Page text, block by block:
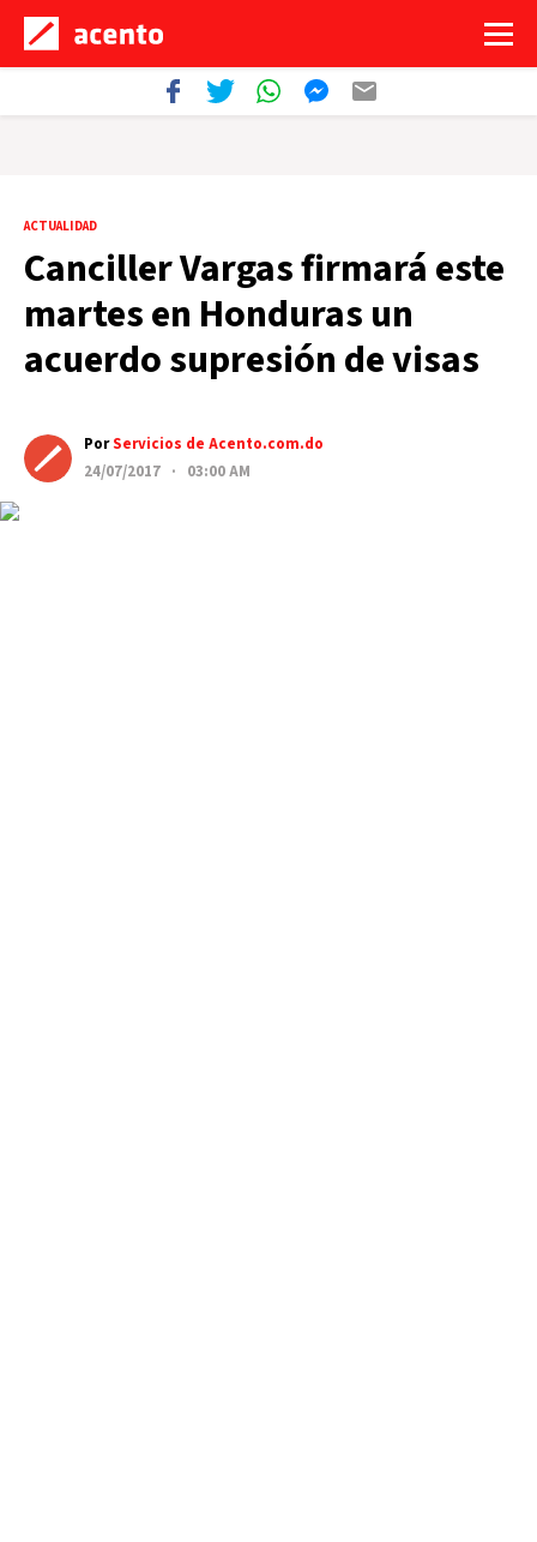
ACTUALIDAD
Canciller Vargas firmará este
martes en Honduras un
acuerdo supresión de visas
PorServicios de Acento.com.do
24/07/2017 · 03:00 AM